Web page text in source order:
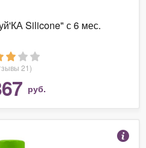
Silicone" с 6 мес.
21)
руб.